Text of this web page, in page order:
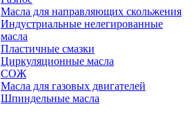
Масла для направляющих скольжения
Индустриальные нелегированные
масла
Пластичные смазки
Циркуляционные масла
СОЖ
Масла для газовых двигателей
Шпиндельные масла